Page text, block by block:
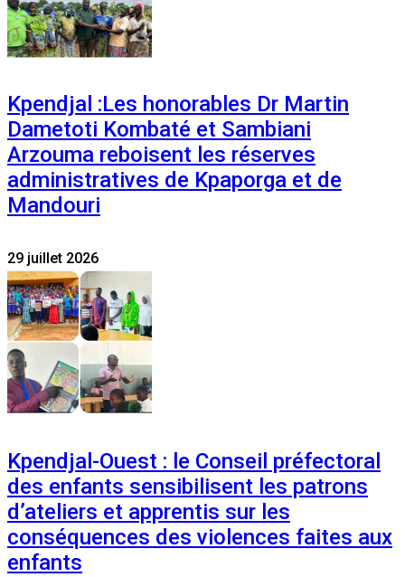
Kpendjal :Les honorables Dr Martin
Dametoti Kombaté et Sambiani
Arzouma reboisent les réserves
administratives de Kpaporga et de
Mandouri
29 juillet 2026
Kpendjal-Ouest : le Conseil préfectoral
des enfants sensibilisent les patrons
d’ateliers et apprentis sur les
conséquences des violences faites aux
enfants